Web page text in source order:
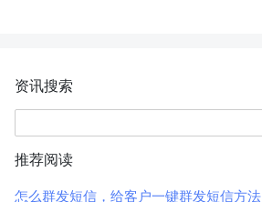
资讯搜索
推荐阅读
怎么群发短信，给客户一键群发短信方法